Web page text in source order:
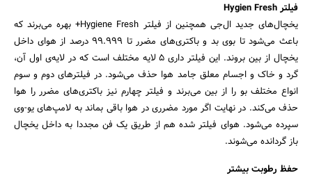
فیلتر Hygien Fresh
یخچال‌های جدید ال‌جی همچنین از فیلتر Hygiene Fresh+ بهره می‌برند که
باعث می‌شود تا بوی بد و باکتری‌های مضرر تا 99.999 درصد از هوای داخل
یخچال از بین بروند. این فیلتر داری 5 لایه مختلف است که در لایه‌ی اول آن،
گرد و خاک و اجسام معلق جامد هوا حذف می‌شود. در فیلترهای دوم و سوم
انواع مختلف بو را از بین می‌برند و فیلتر چهارم نیز باکتری‌های مضرر را هوا
حذف می‌کند. در نهایت اگر مورد مضرری در هوا باقی بماند به لامپ‌های یو-وی
سپرده می‌شود. هوای فیلتر شده هم از طریق یک فن مجددا به داخل یخچال
باز گردانده می‌شوند.
حفظ رطوبت بیشتر